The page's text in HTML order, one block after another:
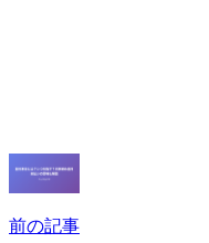
前の記事